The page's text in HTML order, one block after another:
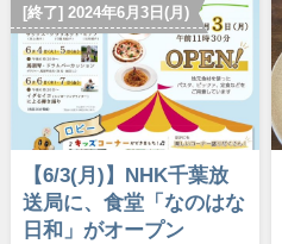
[終了] 2024年6月3日(月)
【6/3(月)】NHK千葉放
送局に、食堂「なのはな
日和」がオープン